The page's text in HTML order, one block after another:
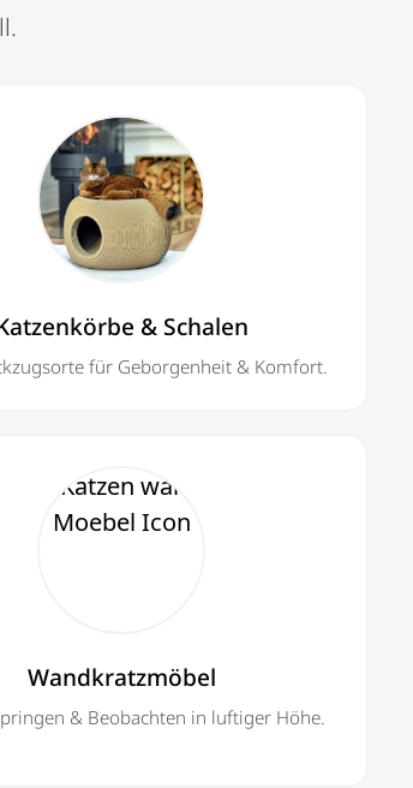
& Schalen
für Geborgenheit & Komfort.
Wandkratzmöbel
& Beobachten in luftiger Höhe.